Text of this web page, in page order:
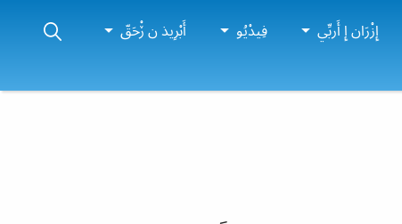
إِزْرَان إِ أَربِّي فِيدْيُو أَبْرِيذ ن ڒْحَقّ